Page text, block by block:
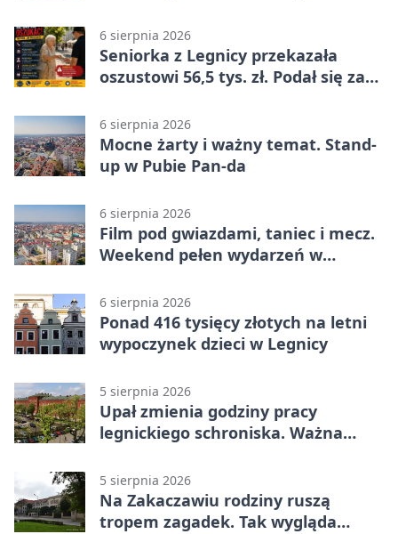
6 sierpnia 2026
Seniorka z Legnicy przekazała
oszustowi 56,5 tys. zł. Podał się za
6 sierpnia 2026
Mocne żarty i ważny temat. Stand-
up w Pubie Pan-da
6 sierpnia 2026
Film pod gwiazdami, taniec i mecz.
Weekend pełen wydarzeń w
6 sierpnia 2026
Ponad 416 tysięcy złotych na letni
wypoczynek dzieci w Legnicy
5 sierpnia 2026
Upał zmienia godziny pracy
legnickiego schroniska. Ważna
5 sierpnia 2026
Na Zakaczawiu rodziny ruszą
tropem zagadek. Tak wygląda